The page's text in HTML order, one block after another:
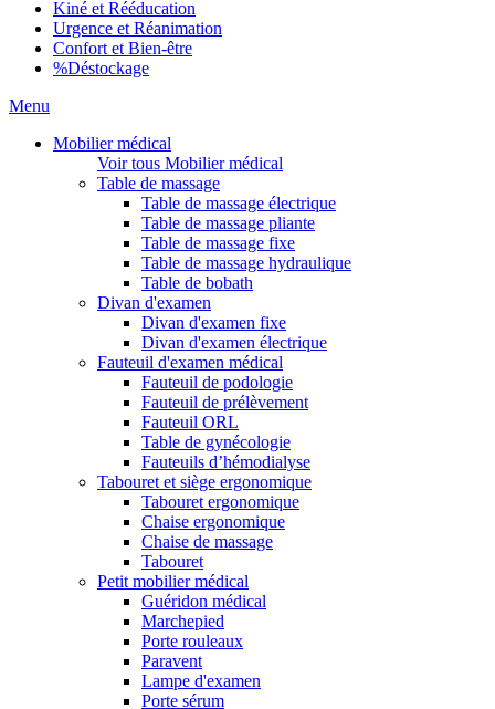
Kiné et Rééducation
Urgence et Réanimation
Confort et Bien-être
%Déstockage
Menu
Mobilier médical
Voir tous Mobilier médical
Table de massage
Table de massage électrique
Table de massage pliante
Table de massage fixe
Table de massage hydraulique
Table de bobath
Divan d'examen
Divan d'examen fixe
Divan d'examen électrique
Fauteuil d'examen médical
Fauteuil de podologie
Fauteuil de prélèvement
Fauteuil ORL
Table de gynécologie
Fauteuils d’hémodialyse
Tabouret et siège ergonomique
Tabouret ergonomique
Chaise ergonomique
Chaise de massage
Tabouret
Petit mobilier médical
Guéridon médical
Marchepied
Porte rouleaux
Paravent
Lampe d'examen
Porte sérum